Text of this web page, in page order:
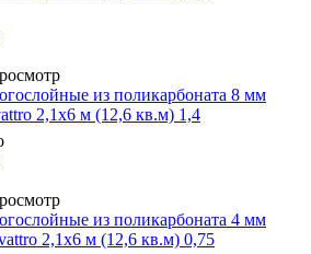
из поликарбоната 8 мм
2,1х6 м (12,6 кв.м) 1,4
из поликарбоната 4 мм
2,1х6 м (12,6 кв.м) 0,75